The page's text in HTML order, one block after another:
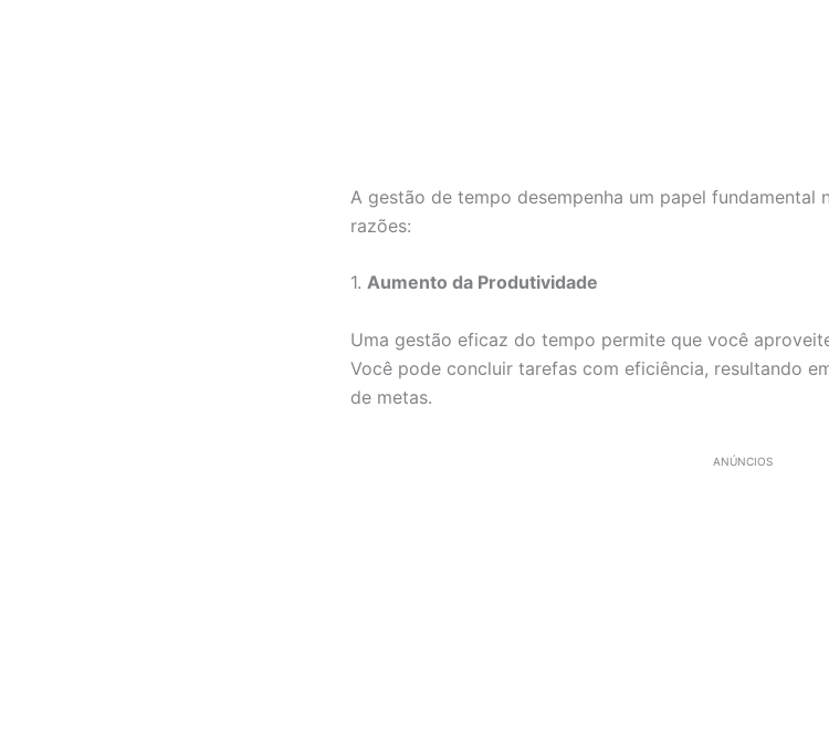
A gestão de tempo desempenha um papel fundamental
razões:
1. Aumento da Produtividade
Uma gestão eficaz do tempo permite que você
Você pode concluir tarefas com eficiência, resultando
de metas.
ANÚNCIOS